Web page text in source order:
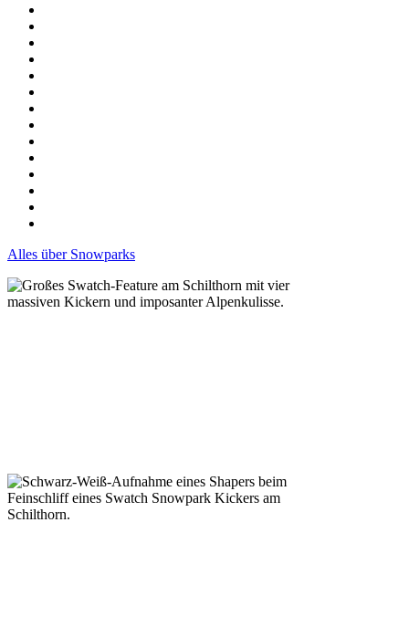
Alles über Snowparks